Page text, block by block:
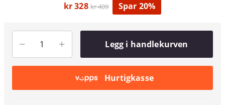
kr 328 kr 409 Spar 20%
Legg i handlekurven
Hurtigkasse